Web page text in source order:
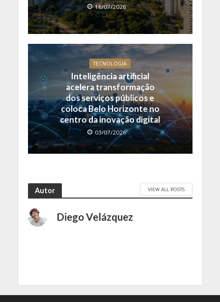
16/07/2026
TECNOLOGIA
Inteligência artificial
acelera transformação
dos serviços públicos e
coloca Belo Horizonte no
centro da inovação digital
03/07/2026
Autor VIEW ALL POSTS
Diego Velázquez